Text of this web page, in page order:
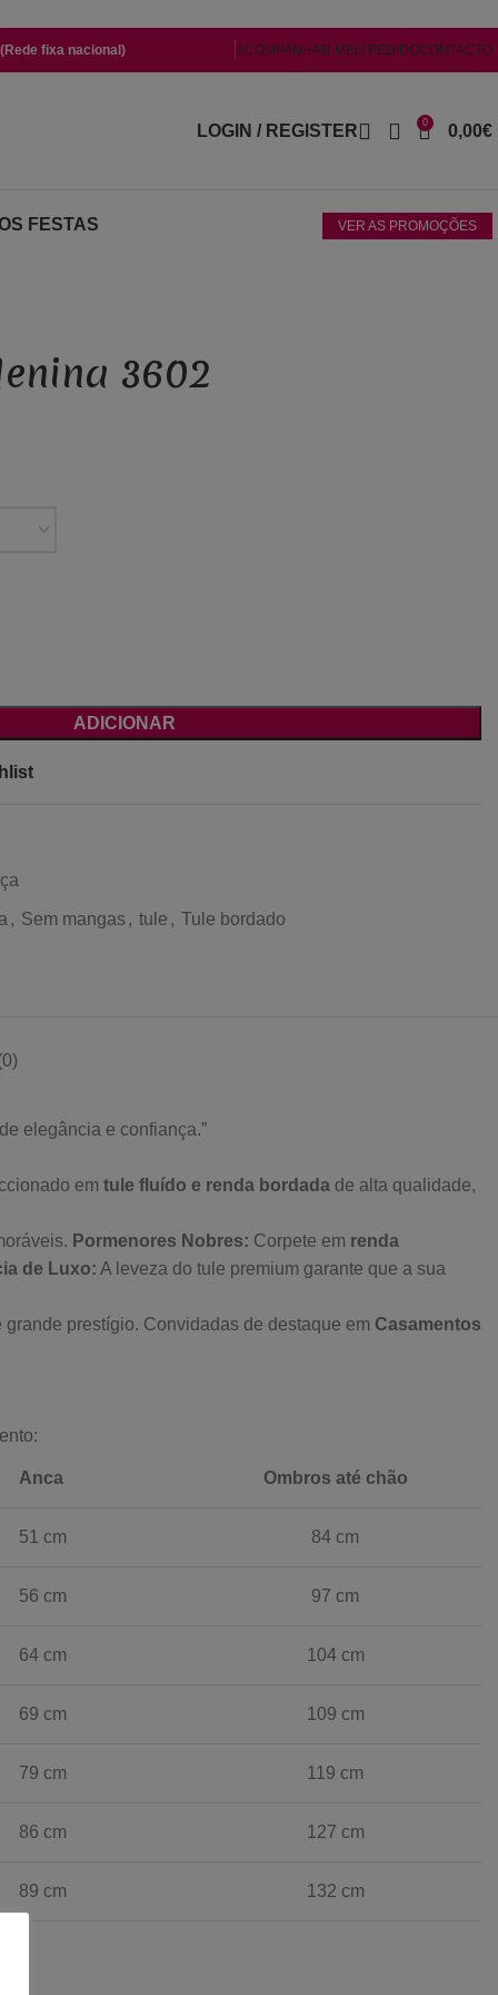
fixa nacional) ACOMPANHAR MEU PEDIDOCONTACTO
LOGIN / REGISTER 0 0,00€
FESTAS VER AS PROMOÇÕES
3602
ADICIONAR
, Sem mangas, tule , Tule bordado
elegância e confiança.”
em tule fluído e renda bordada de alta qualidade,
Pormenores Nobres: Corpete em renda
de Luxo: A leveza do tule premium garante que a sua
grande prestígio. Convidadas de destaque em Casamentos
Anca Ombros até chão
51 cm 84 cm
56 cm 97 cm
64 cm 104 cm
69 cm 109 cm
79 cm 119 cm
86 cm 127 cm
89 cm 132 cm